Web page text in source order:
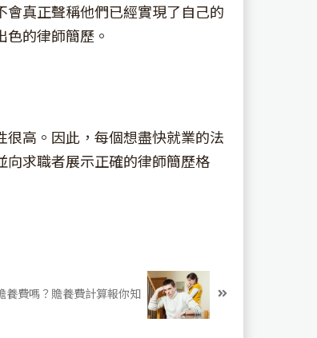
真正聲稱他們已經實現了自己的
的律師簡歷。
高。因此，每個想盡快就業的法
求職者展示正確的律師簡歷格
養費嗎？贍養費計算報你知